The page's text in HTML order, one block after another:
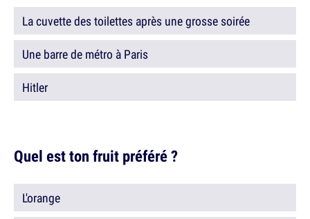
La cuvette des toilettes après une grosse soirée
Une barre de métro à Paris
Hitler
Quel est ton fruit préféré ?
L'orange